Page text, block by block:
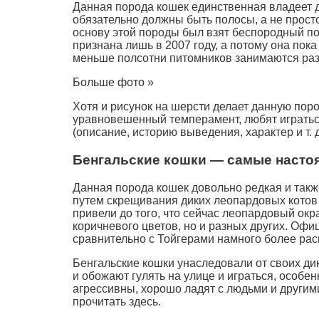
Данная порода кошек единственная
обязательно должны быть полосы, а не
основу этой породы был взят беспородный
признана лишь в 2007 году, а потому она
меньше полсотни питомников занимаются
Больше фото »
Хотя и рисунок на шерсти делает данную
уравновешенный темперамент, любят
(описание, историю выведения, характер и т.
Бенгальские кошки — самые
Данная порода кошек довольно редкая и
путем скрещивания диких леопардовых
привели до того, что сейчас леопардовый
коричневого цветов, но и разных других.
сравнительно с Тойгерами намного более
Бенгальские кошки унаследовали от своих
и обожают гулять на улице и играться,
агрессивны, хорошо ладят с людьми и
прочитать здесь.